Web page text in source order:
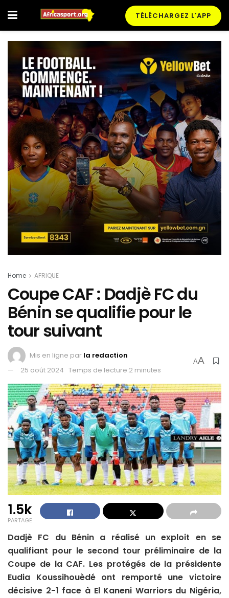
TÉLÉCHARGEZ L'APP
Home AFRIQUE
Coupe CAF : Dadjè FC du
Bénin se qualifie pour le
tour suivant
Mis en ligne par la redaction
25 août 2024 Temps de lecture:2 minutes
AA
1.5k
PARTAGE
Dadjè FC du Bénin a réalisé un exploit en se
qualifiant pour le second tour préliminaire de la
Coupe de la CAF. Les protégés de la présidente
Eudia Koussihouèdé ont remporté une victoire
décisive 2-1 face à El Kaneni Warriors du Nigéria,